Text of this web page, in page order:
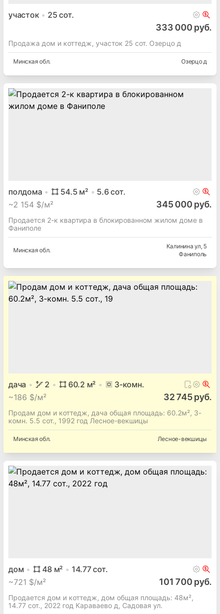
участок 25 сот.
333 000 руб.
Продажа дом и коттедж, участок 25 сот. Озерцо д
Минская обл. Озерцо д
полдома 54.5 м² 5.6сот.
~2 154 $/м² 345 000 руб.
Продается 2-к квартира в блокированном жилом доме в
Фаниполе
Минская обл.
Калинина ул, 5
Фаниполь
дача 2 60.2 м² 3-комн.
~186 $/м² 32 745 руб.
Продам дом и коттедж, дача общая площадь: 60.2м², 3-
комн. 5.5 сот., 1992 год Лесное-векшицы
Минская обл. Лесное-векшицы
дом 48 м² 14.77сот.
~721 $/м² 101 700 руб.
Продается дом и коттедж, дом общая площадь: 48м²,
14.77 сот., 2022 год Караваево д, Садовая ул.